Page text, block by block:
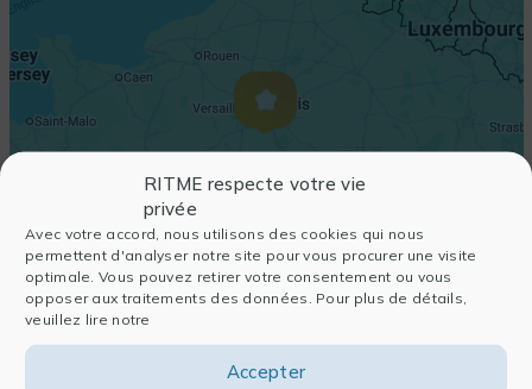
RITME respecte votre vie
privée
Avec votre accord, nous utilisons des cookies qui nous
permettent d'analyser notre site pour vous procurer une visite
optimale. Vous pouvez retirer votre consentement ou vous
opposer aux traitements des données. Pour plus de détails,
veuillez lire notre
Accepter